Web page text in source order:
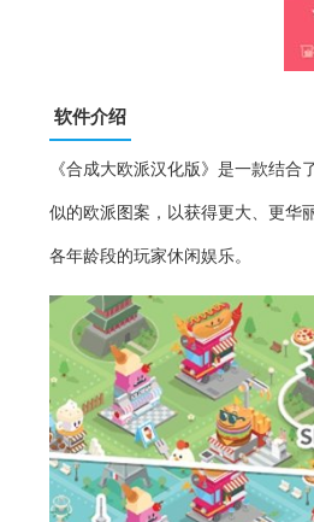
软件介绍
《合成大欧派汉化版》是一款结
似的欧派图案，以获得更大、更华
各年龄段的玩家休闲娱乐。